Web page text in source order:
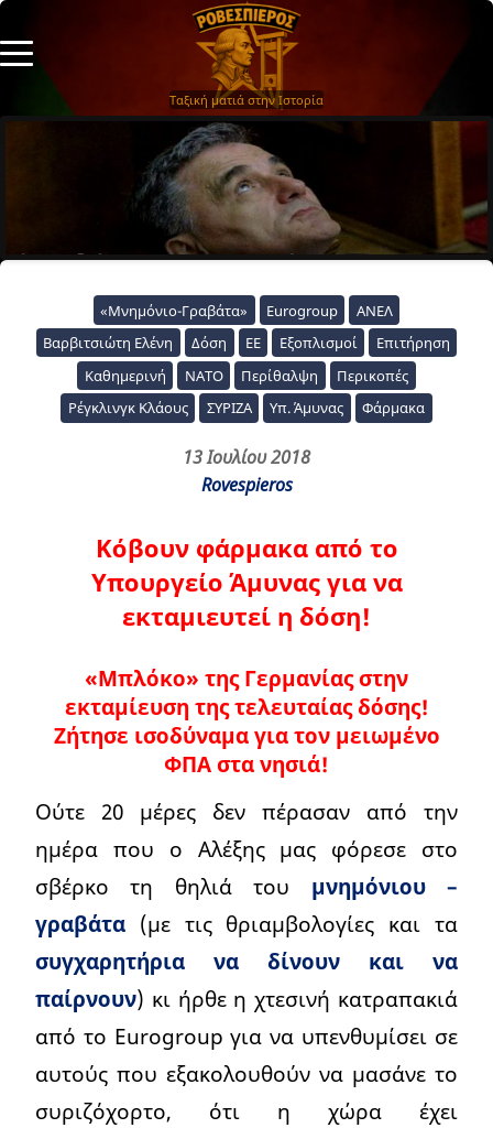
Ταξική ματιά στην Ιστορία
«Μνημόνιο-Γραβάτα» Eurogroup
ΑΝΕΛ
Βαρβιτσιώτη Ελένη
Δόση ΕΕ Εξοπλισμοί
Επιτήρηση
Καθημερινή
ΝΑΤΟ Περίθαλψη
Περικοπές
Ρέγκλινγκ Κλάους
ΣΥΡΙΖΑ Υπ. Άμυνας Φάρμακα
13 Ιουλίου 2018
Rovespieros
Κόβουν φάρμακα από το
Yπουργείο Άμυνας για να
εκταμιευτεί η δόση!
«Μπλόκο» της Γερμανίας στην
εκταμίευση της τελευταίας δόσης!
Ζήτησε ισοδύναμα για τον μειωμένο
ΦΠΑ στα νησιά!
Ούτε 20 μέρες δεν πέρασαν από την
ημέρα που ο Αλέξης μας φόρεσε στο
σβέρκο τη θηλιά του μνημόνιου –
γραβάτα (με τις θριαμβολογίες και τα
συγχαρητήρια να δίνουν και να
παίρνουν) κι ήρθε η χτεσινή κατραπακιά
από το Eurogroup για να υπενθυμίσει σε
αυτούς που εξακολουθούν να μασάνε το
συριζόχορτο, ότι η χώρα έχει